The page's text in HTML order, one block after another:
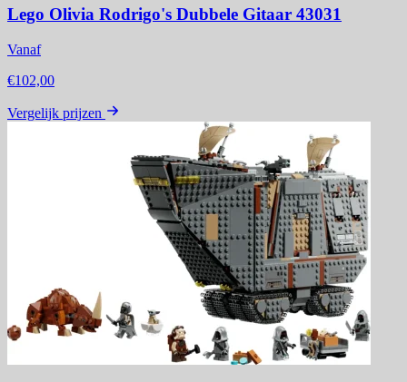
Lego Olivia Rodrigo's Dubbele Gitaar 43031
Vanaf
€102,00
Vergelijk prijzen